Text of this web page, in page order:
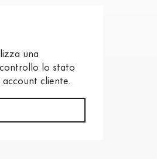
una
lo stato
cliente.